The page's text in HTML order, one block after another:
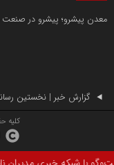
معدن پیشرو؛ پیشرو در
گزارش خبر | نخستین
کلیه